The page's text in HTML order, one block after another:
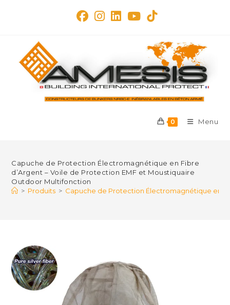
0 Menu
Capuche de Protection Électromagnétique en Fibre
d’Argent – Voile de Protection EMF et Moustiquaire
Outdoor Multifonction
> Produits > Capuche de Protection Électromagnétique en